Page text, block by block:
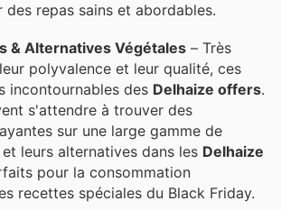
repas sains et abordables.
& Alternatives Végétales – Très
polyvalence et leur qualité, ces
incontournables des Delhaize offers.
s'attendre à trouver des
sur une large gamme de
leurs alternatives dans les Delhaize
pour la consommation
recettes spéciales du Black Friday.